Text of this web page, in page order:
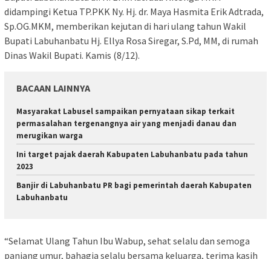
didampingi Ketua TP.PKK Ny. Hj. dr. Maya Hasmita Erik Adtrada,
Sp.OG.MKM, memberikan kejutan di hari ulang tahun Wakil
Bupati Labuhanbatu Hj. Ellya Rosa Siregar, S.Pd, MM, di rumah
Dinas Wakil Bupati. Kamis (8/12).
BACAAN LAINNYA
Masyarakat Labusel sampaikan pernyataan sikap terkait
permasalahan tergenangnya air yang menjadi danau dan
merugikan warga
Ini target pajak daerah Kabupaten Labuhanbatu pada tahun
2023
Banjir di Labuhanbatu PR bagi pemerintah daerah Kabupaten
Labuhanbatu
“Selamat Ulang Tahun Ibu Wabup, sehat selalu dan semoga
panjang umur, bahagia selalu bersama keluarga, terima kasih